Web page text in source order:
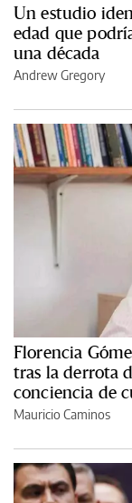
Un estudio
edad que
una década
Andrew Gregory
Florencia
tras la derrota
conciencia de
Mauricio Caminos